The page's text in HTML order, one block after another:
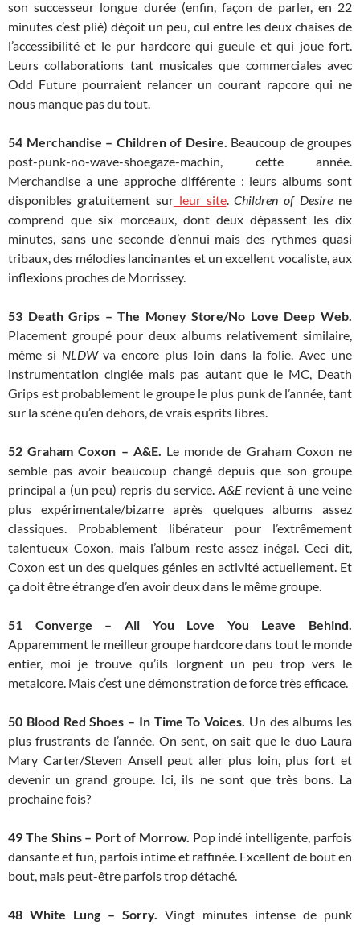
son successeur longue durée (enfin, façon de parler, en 22
minutes c’est plié) déçoit un peu, cul entre les deux chaises de
l’accessibilité et le pur hardcore qui gueule et qui joue fort.
Leurs collaborations tant musicales que commerciales avec
Odd Future pourraient relancer un courant rapcore qui ne
nous manque pas du tout.
54 Merchandise – Children of Desire. Beaucoup de groupes
post-punk-no-wave-shoegaze-machin, cette année.
Merchandise a une approche différente : leurs albums sont
disponibles gratuitement surleur site.Children of Desire ne
comprend que six morceaux, dont deux dépassent les dix
minutes, sans une seconde d’ennui mais des rythmes quasi
tribaux, des mélodies lancinantes et un excellent vocaliste, aux
inflexions proches de Morrissey.
53 Death Grips – The Money Store/No Love Deep Web.
Placement groupé pour deux albums relativement similaire,
même si NLDWva encore plus loin dans la folie. Avec une
instrumentation cinglée mais pas autant que le MC, Death
Grips est probablement le groupe le plus punk de l’année, tant
sur la scène qu’en dehors, de vrais esprits libres.
52Graham Coxon – A&E. Le monde de Graham Coxon ne
semble pas avoir beaucoup changé depuis que son groupe
principal a (un peu) repris du service. A&Erevient à une veine
plus expérimentale/bizarre après quelques albums assez
classiques. Probablement libérateur pour l’extrêmement
talentueux Coxon, mais l’album reste assez inégal. Ceci dit,
Coxon est un des quelques génies en activité actuellement. Et
ça doit être étrange d’en avoir deux dans le même groupe.
51 Converge – All You Love You Leave Behind.
Apparemment le meilleur groupe hardcore dans tout le monde
entier, moi je trouve qu’ils lorgnent un peu trop vers le
metalcore. Mais c’est une démonstration de force très efficace.
50 Blood Red Shoes – In Time To Voices. Un des albums les
plus frustrants de l’année. On sent, on sait que le duo Laura
Mary Carter/Steven Ansell peut aller plus loin, plus fort et
devenir un grand groupe. Ici, ils ne sont que très bons. La
prochaine fois?
49 The Shins – Port of Morrow. Pop indé intelligente, parfois
dansante et fun, parfois intime et raffinée. Excellent de bout en
bout, mais peut-être parfois trop détaché.
48 White Lung – Sorry. Vingt minutes intense de punk